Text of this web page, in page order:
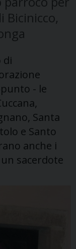
Bicinicco,
di
- le
Santa
e Santo
anche i
sacerdote